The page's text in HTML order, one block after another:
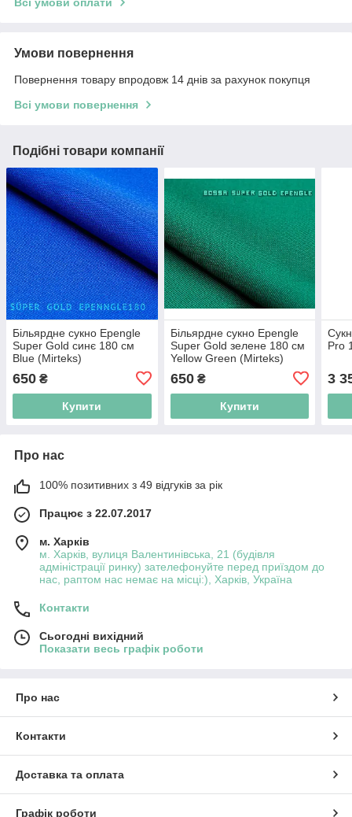
Всі умови оплати
Умови повернення
Повернення товару впродовж 14 днів за рахунок покупця
Всі умови повернення
Подібні товари компанії
Більярдне сукно Epengle
Super Gold синє 180 см
Blue (Mirteks)
650 ₴
Купити
Більярдне сукно Epengle
Super Gold зелене 180 см
Yellow Green (Mirteks)
650₴
Купити
Pro
3
Про нас
100% позитивних з 49 відгуків за рік
Працює з 22.07.2017
м. Харків
м. Харків, вулиця Валентинівська, 21 (будівля
адміністрації ринку) зателефонуйте перед приїздом до
нас, раптом нас немає на місці:), Харків, Україна
Контакти
Сьогодні вихідний
Показати весь графік роботи
Про нас
Контакти
Доставка та оплата
Графік роботи